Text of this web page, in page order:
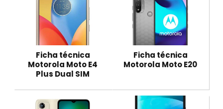
Ficha técnica
Motorola Moto E4
Plus Dual SIM
Ficha técnica
Motorola Moto E20